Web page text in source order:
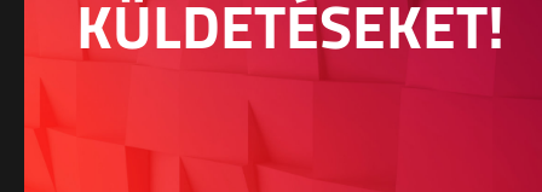
KÜLDETÉSEKET!